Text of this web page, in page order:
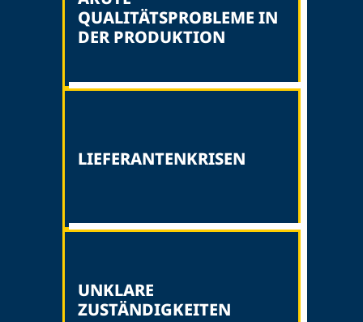
QUALITÄTSPROBLEME IN
DER PRODUKTION
LIEFERANTENKRISEN
UNKLARE
ZUSTÄNDIGKEITEN